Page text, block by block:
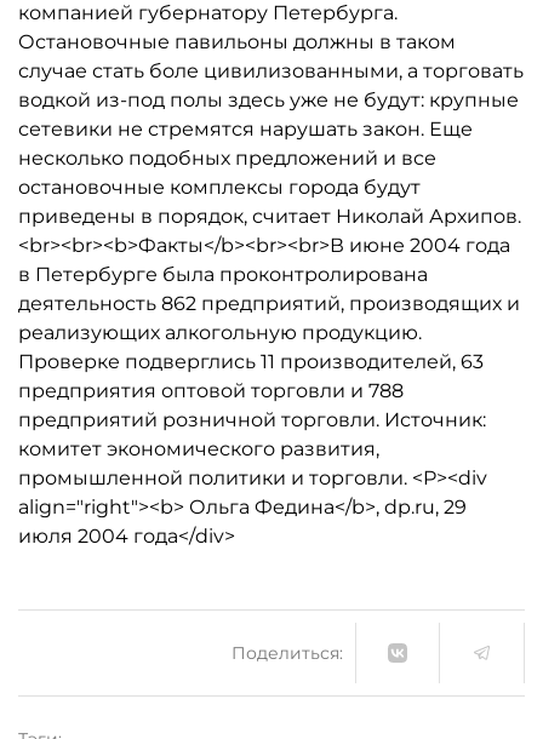
компанией губернатору Петербурга.
Остановочные павильоны должны в таком
случае стать боле цивилизованными, а торговать
водкой из-под полы здесь уже не будут: крупные
сетевики не стремятся нарушать закон. Еще
несколько подобных предложений и все
остановочные комплексы города будут
приведены в порядок, считает Николай Архипов.
<br><br><b>Факты</b><br><br>В июне 2004 года
в Петербурге была проконтролирована
деятельность 862 предприятий, производящих и
реализующих алкогольную продукцию.
Проверке подверглись 11 производителей, 63
предприятия оптовой торговли и 788
предприятий розничной торговли. Источник:
комитет экономического развития,
промышленной политики и торговли. <P><div
align="right"><b> Ольга Федина</b>, dp.ru, 29
июля 2004 года</div>
Поделиться: